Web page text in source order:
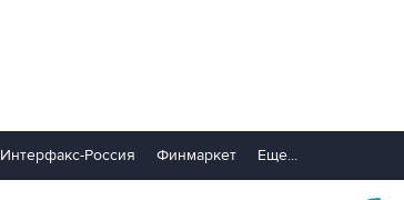
Интерфакс-Россия Финмаркет Еще...